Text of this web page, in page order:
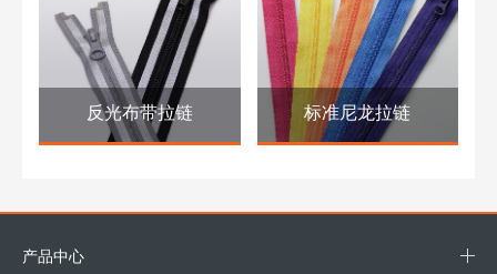
反光布带拉链 标准尼龙拉链
产品中心